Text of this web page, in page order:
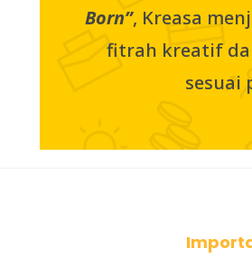
Born”, Kreasa
fitrah kreatif
sesuai